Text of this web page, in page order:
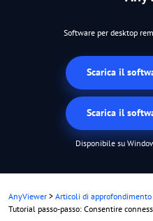
Software per desktop
Scarica il
Scarica il
Disponibile su
AnyViewer > Articoli di approfondimento
Tutorial passo-passo: Consentire